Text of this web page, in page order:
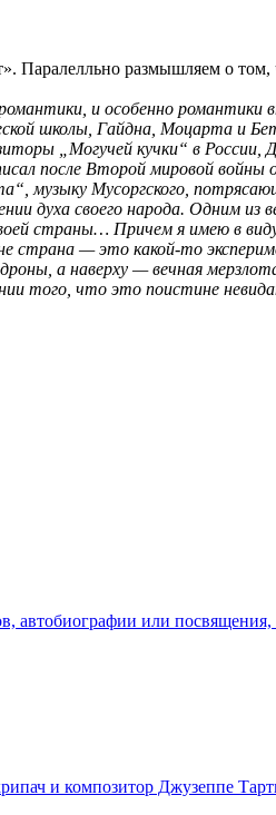
размышляем о том,
и особенно
школы, Гайдна, Моцарта и
„Могучей кучки“ в
после Второй мировой войны
музыку Мусоргского,
духа своего народа. Одним из
страны… Причем я имею в
страна — это какой-то
а наверху — вечная
того, что это поистине
автобиографии или посвящения,
и композитор Джузеппе